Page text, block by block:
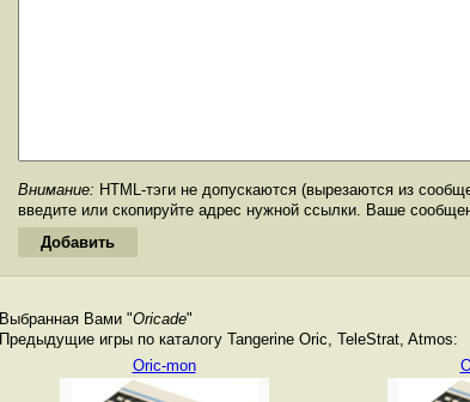
Внимание: HTML-тэги не допускаются (вырезаются из
введите или скопируйте адрес нужной ссылки. Ваше
Выбранная Вами "Oricade"
Предыдущие игры по каталогу Tangerine Oric, TeleStrat, Atmos:
Oric-mon